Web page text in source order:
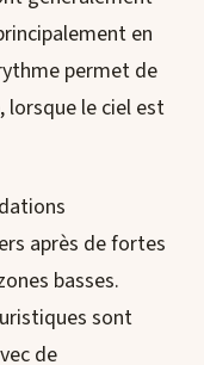
en
permet de
lorsque le ciel est
après de fortes
basses.
sont
de